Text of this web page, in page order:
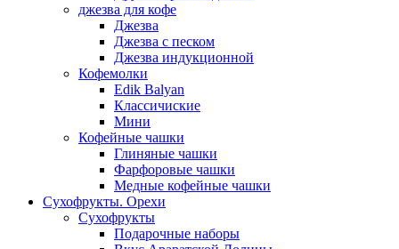
джезва для кофе
Джезва
Джезва с песком
Джезва индукционной
Кофемолки
Edik Balyan
Классичиские
Мини
Кофейные чашки
Глиняные чашки
Фарфоровые чашки
Медные кофейные чашки
Сухофрукты. Орехи
Сухофрукты
Подарочные наборы